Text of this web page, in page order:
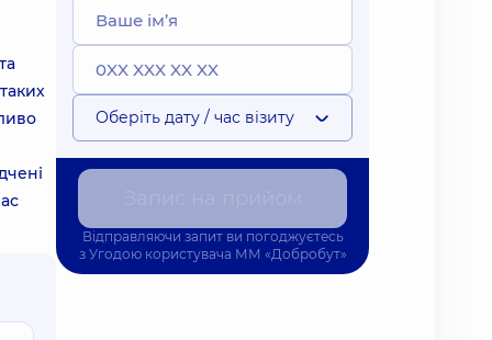
Оберіть дату / час візиту
Відправляючи запит ви погоджуєтесь
з Угодою користувача ММ «Добробут»